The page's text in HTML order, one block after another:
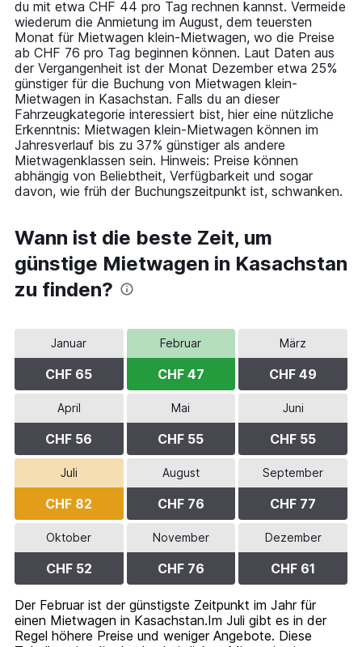
1
Y
axis
displaying
values.
Range:
0
to
120.
du mit etwa CHF 44 pro Tag rechnen kannst. Vermeide
wiederum die Anmietung im August, dem teuersten
Monat für Mietwagen klein-Mietwagen, wo die Preise
ab CHF 76 pro Tag beginnen können. Laut Daten aus
der Vergangenheit ist der Monat Dezember etwa 25%
günstiger für die Buchung von Mietwagen klein-
Mietwagen in Kasachstan. Falls du an dieser
Fahrzeugkategorie interessiert bist, hier eine nützliche
Erkenntnis: Mietwagen klein-Mietwagen können im
Jahresverlauf bis zu 37% günstiger als andere
Mietwagenklassen sein. Hinweis: Preise können
abhängig von Beliebtheit, Verfügbarkeit und sogar
davon, wie früh der Buchungszeitpunkt ist, schwanken.
Wann ist die beste Zeit, um
günstige Mietwagen in Kasachstan
zu finden?
Januar
CHF 65
Februar
CHF 47
März
CHF 49
April
CHF 56
Mai
CHF 55
Juni
CHF 55
Juli
CHF 82
August
CHF 76
September
CHF 77
Oktober
CHF 52
November
CHF 76
Dezember
CHF 61
Der Februar ist der günstigste Zeitpunkt im Jahr für
einen Mietwagen in Kasachstan.Im Juli gibt es in der
Regel höhere Preise und weniger Angebote. Diese